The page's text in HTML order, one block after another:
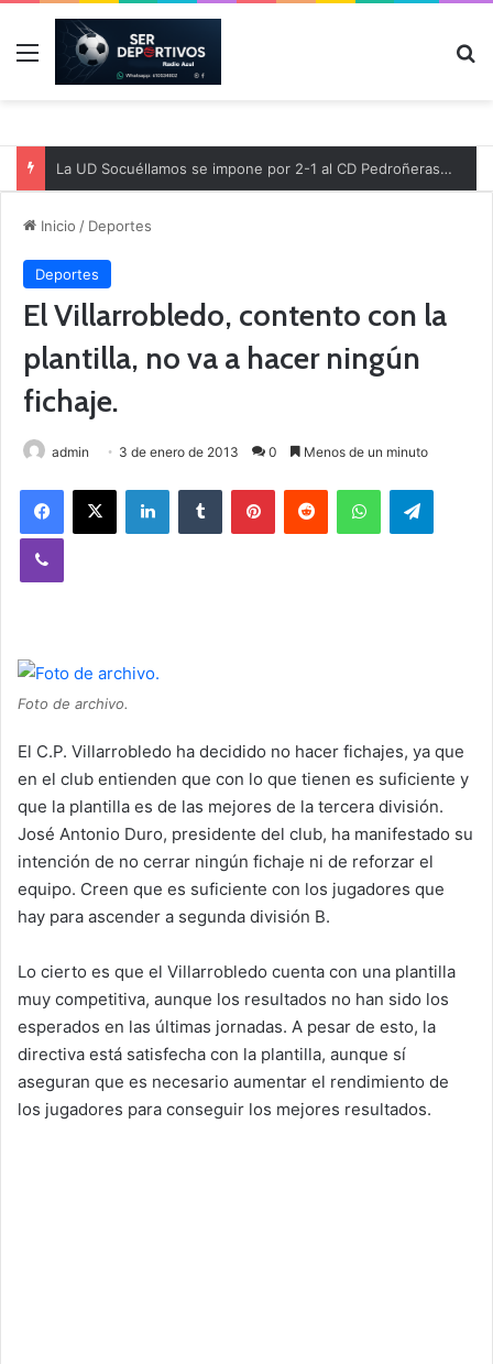
Menú
La UD Socuéllamos se impone por 2-1 al CD Pedroñeras en un partido benéfico a favor de Protección Civil
Inicio / Deportes
Deportes
El Villarrobledo, contento con la
plantilla, no va a hacer ningún
fichaje.
admin 3 de enero de 2013 0 Menos de un minuto
Foto de archivo.
El C.P. Villarrobledo ha decidido no hacer fichajes, ya que
en el club entienden que con lo que tienen es suficiente y
que la plantilla es de las mejores de la tercera división.
José Antonio Duro, presidente del club, ha manifestado su
intención de no cerrar ningún fichaje ni de reforzar el
equipo. Creen que es suficiente con los jugadores que
hay para ascender a segunda división B.
Lo cierto es que el Villarrobledo cuenta con una plantilla
muy competitiva, aunque los resultados no han sido los
esperados en las últimas jornadas. A pesar de esto, la
directiva está satisfecha con la plantilla, aunque sí
aseguran que es necesario aumentar el rendimiento de
los jugadores para conseguir los mejores resultados.